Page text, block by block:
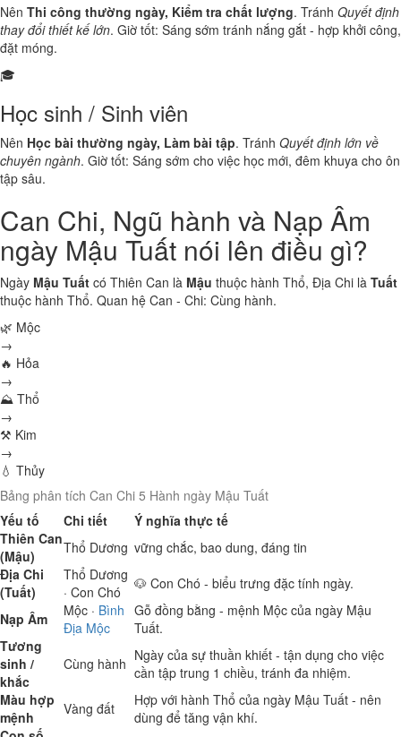
Nên Thi công thường ngày, Kiểm tra chất lượng. Tránh Quyết định
thay đổi thiết kế lớn. Giờ tốt: Sáng sớm tránh nắng gắt - hợp khởi công,
đặt móng.
🎓
Học sinh / Sinh viên
Nên Học bài thường ngày, Làm bài tập. Tránh Quyết định lớn về
chuyên ngành. Giờ tốt: Sáng sớm cho việc học mới, đêm khuya cho ôn
tập sâu.
Can Chi, Ngũ hành và Nạp Âm
ngày Mậu Tuất nói lên điều gì?
Ngày Mậu Tuất có Thiên Can là Mậu thuộc hành Thổ, Địa Chi là Tuất
thuộc hành Thổ. Quan hệ Can - Chi: Cùng hành.
🌿 Mộc
→
🔥 Hỏa
→
⛰ Thổ
→
⚒ Kim
→
💧 Thủy
Bảng phân tích Can Chi 5 Hành ngày Mậu Tuất
Yếu tố
Chi tiết
Ý nghĩa thực tế
Thiên Can
(Mậu)
Thổ Dương vững chắc, bao dung, đáng tin
Địa Chi
(Tuất)
Thổ Dương
· Con Chó
🐶 Con Chó - biểu trưng đặc tính ngày.
Nạp Âm
Mộc · Bình
Địa Mộc
Gỗ đồng bằng - mệnh Mộc của ngày Mậu
Tuất.
Tương
sinh /
khắc
Cùng hành Ngày của sự thuần khiết - tận dụng cho việc
cần tập trung 1 chiều, tránh đa nhiệm.
Màu hợp
mệnh
Vàng đất
Hợp với hành Thổ của ngày Mậu Tuất - nên
dùng để tăng vận khí.